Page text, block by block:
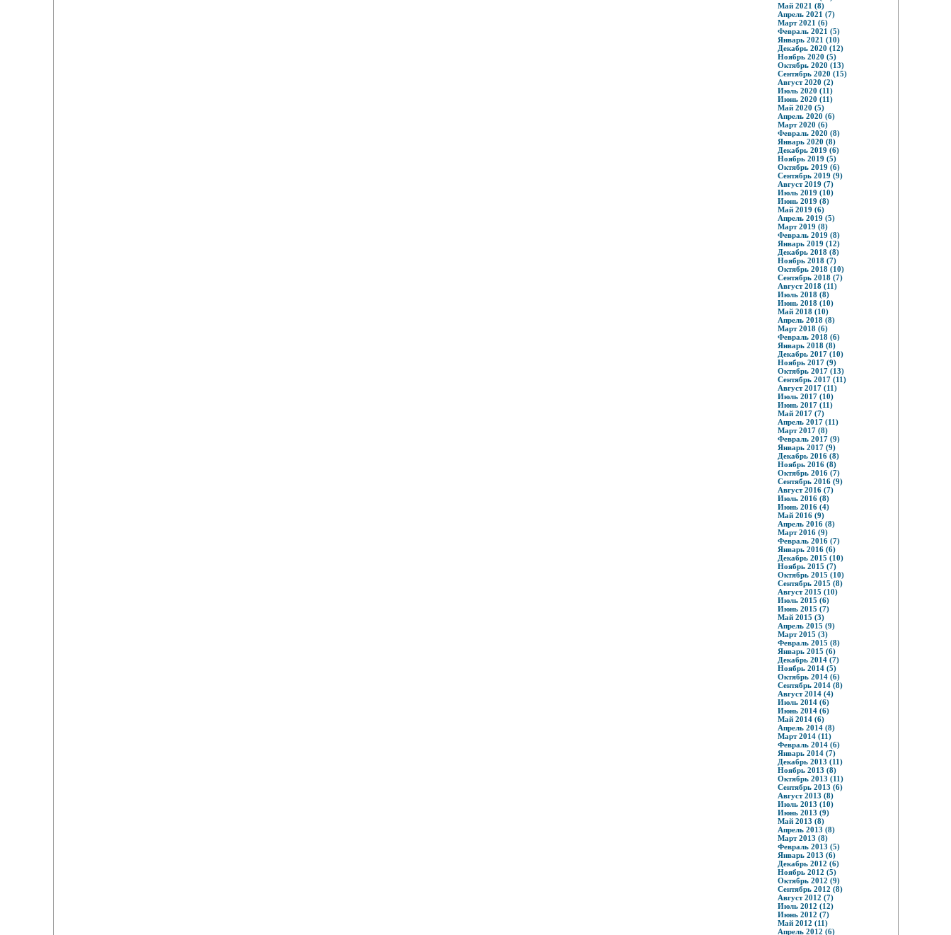
Май 2021 (8)
Апрель 2021 (7)
Март 2021 (6)
Февраль 2021 (5)
Январь 2021 (10)
Декабрь 2020 (12)
Ноябрь 2020 (5)
Октябрь 2020 (13)
Сентябрь 2020 (15)
Август 2020 (2)
Июль 2020 (11)
Июнь 2020 (11)
Май 2020 (5)
Апрель 2020 (6)
Март 2020 (6)
Февраль 2020 (8)
Январь 2020 (8)
Декабрь 2019 (6)
Ноябрь 2019 (5)
Октябрь 2019 (6)
Сентябрь 2019 (9)
Август 2019 (7)
Июль 2019 (10)
Июнь 2019 (8)
Май 2019 (6)
Апрель 2019 (5)
Март 2019 (8)
Февраль 2019 (8)
Январь 2019 (12)
Декабрь 2018 (8)
Ноябрь 2018 (7)
Октябрь 2018 (10)
Сентябрь 2018 (7)
Август 2018 (11)
Июль 2018 (8)
Июнь 2018 (10)
Май 2018 (10)
Апрель 2018 (8)
Март 2018 (6)
Февраль 2018 (6)
Январь 2018 (8)
Декабрь 2017 (10)
Ноябрь 2017 (9)
Октябрь 2017 (13)
Сентябрь 2017 (11)
Август 2017 (11)
Июль 2017 (10)
Июнь 2017 (11)
Май 2017 (7)
Апрель 2017 (11)
Март 2017 (8)
Февраль 2017 (9)
Январь 2017 (9)
Декабрь 2016 (8)
Ноябрь 2016 (8)
Октябрь 2016 (7)
Сентябрь 2016 (9)
Август 2016 (7)
Июль 2016 (8)
Июнь 2016 (4)
Май 2016 (9)
Апрель 2016 (8)
Март 2016 (9)
Февраль 2016 (7)
Январь 2016 (6)
Декабрь 2015 (10)
Ноябрь 2015 (7)
Октябрь 2015 (10)
Сентябрь 2015 (8)
Август 2015 (10)
Июль 2015 (6)
Июнь 2015 (7)
Май 2015 (3)
Апрель 2015 (9)
Март 2015 (3)
Февраль 2015 (8)
Январь 2015 (6)
Декабрь 2014 (7)
Ноябрь 2014 (5)
Октябрь 2014 (6)
Сентябрь 2014 (8)
Август 2014 (4)
Июль 2014 (6)
Июнь 2014 (6)
Май 2014 (6)
Апрель 2014 (8)
Март 2014 (11)
Февраль 2014 (6)
Январь 2014 (7)
Декабрь 2013 (11)
Ноябрь 2013 (8)
Октябрь 2013 (11)
Сентябрь 2013 (6)
Август 2013 (8)
Июль 2013 (10)
Июнь 2013 (9)
Май 2013 (8)
Апрель 2013 (8)
Март 2013 (8)
Февраль 2013 (5)
Январь 2013 (6)
Декабрь 2012 (6)
Ноябрь 2012 (5)
Октябрь 2012 (9)
Сентябрь 2012 (8)
Август 2012 (7)
Июль 2012 (12)
Июнь 2012 (7)
Май 2012 (11)
Апрель 2012 (6)